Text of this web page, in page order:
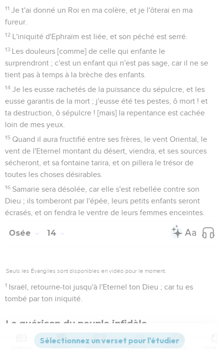
11 Je t'ai donné un Roi en ma colère, et je l'ôterai en ma
fureur.
12 L'iniquité d'Ephraïm est liée, et son péché est serré.
13 Les douleurs [comme] de celle qui enfante le
surprendront ; c'est un enfant qui n'est pas sage, car il ne se
tient pas à temps à la brèche des enfants.
14 Je les eusse rachetés de la puissance du sépulcre, et les
eusse garantis de la mort ; j'eusse été tes pestes, ô mort ! et
ta destruction, ô sépulcre ! [mais] la repentance est cachée
loin de mes yeux.
15 Quand il aura fructifié entre ses frères, le vent Oriental, le
vent de l'Eternel montant du désert, viendra, et ses sources
sécheront, et sa fontaine tarira, et on pillera le trésor de
toutes les choses désirables.
16 Samarie sera désolée, car elle s'est rebellée contre son
Dieu ; ils tomberont par l'épée, leurs petits enfants seront
écrasés, et on fendra le ventre de leurs femmes enceintes.
Osée 14
Seuls les Évangiles sont disponibles en vidéo pour le moment.
1 Israël, retourne-toi jusqu'à l'Eternel ton Dieu ; car tu es
tombé par ton iniquité.
La guérison du peuple infidèle
Prenez avec vous ce que vous avez à dire, et retournez-
Versions Commentaires Strong